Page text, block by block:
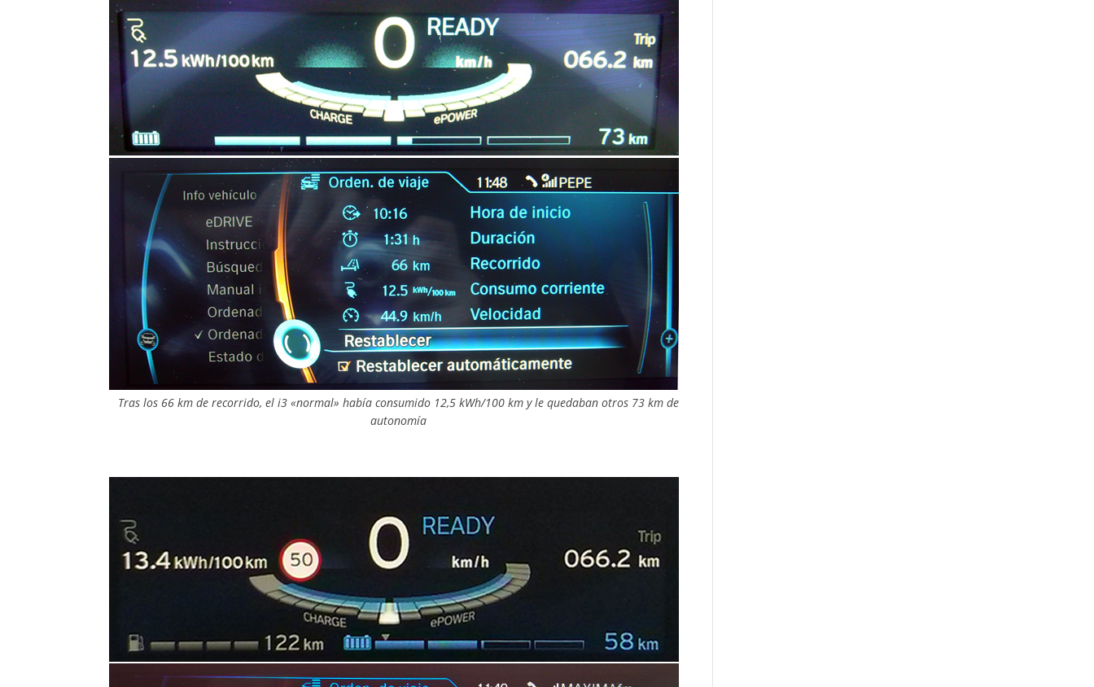
Tras los 66 km de recorrido, el i3 «normal» había consumido 12,5 kWh/100 km y le quedaban otros 73 km de
autonomía